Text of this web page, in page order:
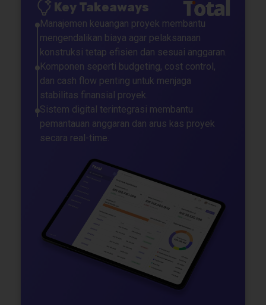
Key Takeaways
Manajemen keuangan proyek membantu
mengendalikan biaya agar pelaksanaan
konstruksi tetap efisien dan sesuai anggaran.
Komponen seperti budgeting, cost control,
dan cash flow penting untuk menjaga
stabilitas finansial proyek.
Sistem digital terintegrasi membantu
pemantauan anggaran dan arus kas proyek
secara real-time.